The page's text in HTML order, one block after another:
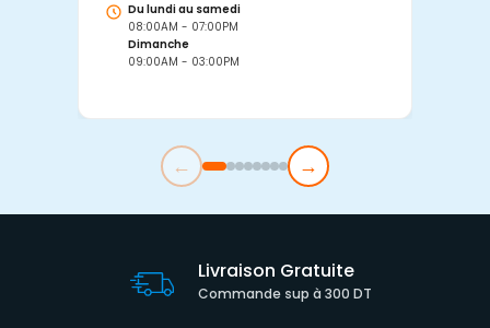
Du lundi au samedi
08:00AM - 07:00PM
Dimanche
09:00AM - 03:00PM
← →
Livraison Gratuite
Commande sup à 300 DT